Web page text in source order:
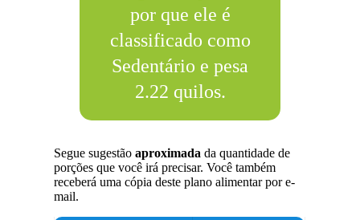
por que ele é
classificado como
Sedentário e pesa
2.22 quilos.
Segue sugestãoaproximada da quantidade de
porções que você irá precisar. Você também
receberá uma cópia deste plano alimentar por e-
mail.